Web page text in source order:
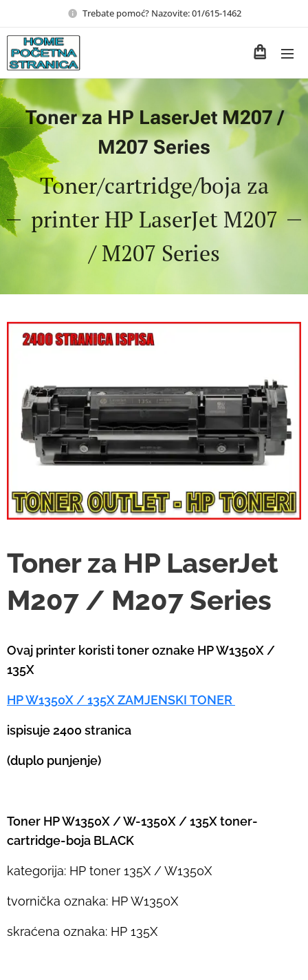
Trebate pomoć? Nazovite: 01/615-1462
Toner za HP LaserJet M207 /
M207 Series
Toner/cartridge/boja za
printer HP LaserJet M207
/ M207 Series
Toner za HP LaserJet
M207 / M207 Series
Ovaj printer koristi toner oznake HP W1350X /
135X
HP W1350X / 135X ZAMJENSKI TONER
ispisuje 2400 stranica
(duplo punjenje)
Toner HP W1350X / W-1350X / 135X toner-
cartridge-boja BLACK
kategorija: HP toner 135X / W1350X
tvornička oznaka: HP W1350X
skraćena oznaka: HP 135X